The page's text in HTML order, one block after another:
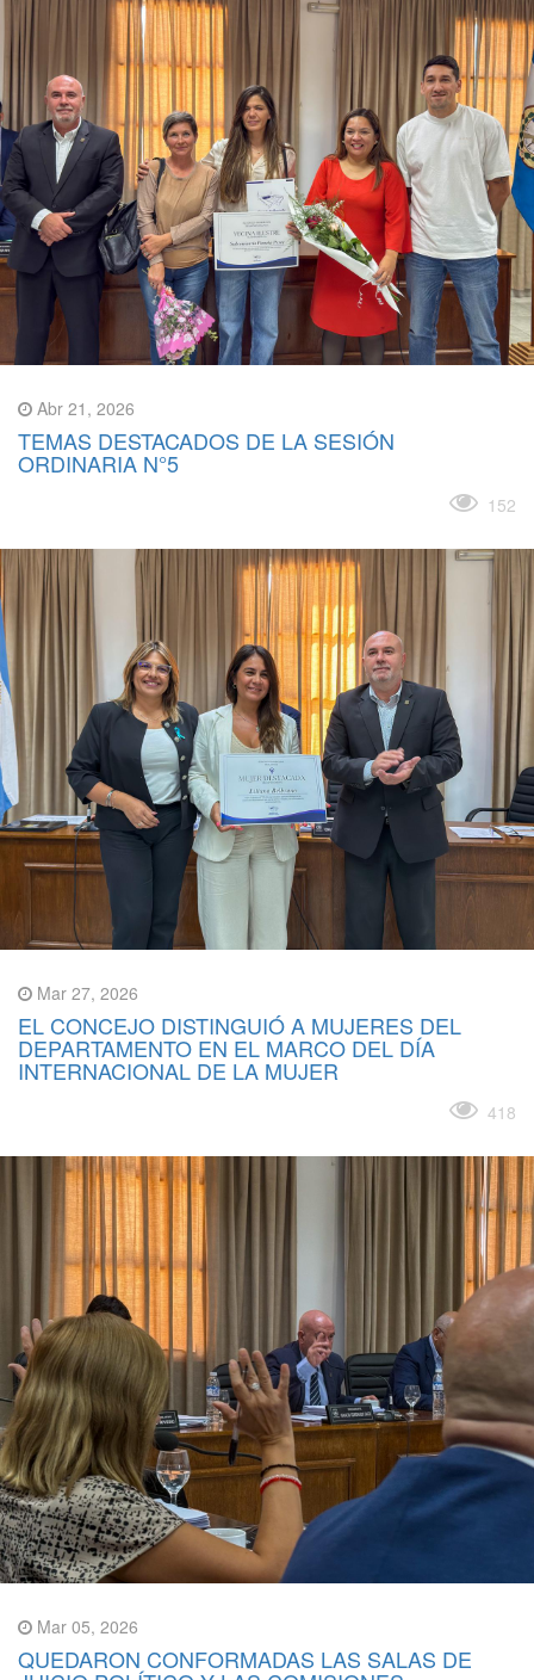
Abr 21, 2026
TEMAS DESTACADOS DE LA SESIÓN
ORDINARIA N°5
152
Mar 27, 2026
EL CONCEJO DISTINGUIÓ A MUJERES DEL
DEPARTAMENTO EN EL MARCO DEL DÍA
INTERNACIONAL DE LA MUJER
418
Mar 05, 2026
QUEDARON CONFORMADAS LAS SALAS DE